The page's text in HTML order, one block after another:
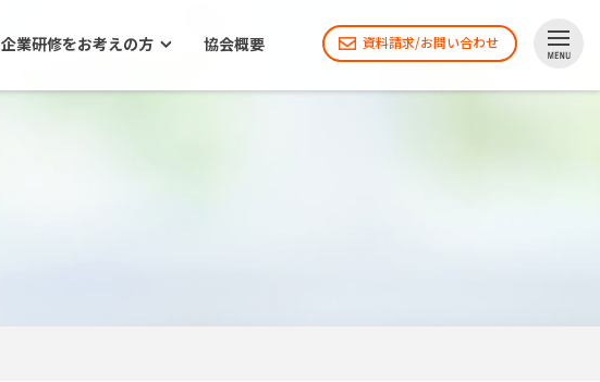
企業研修をお考えの方 協会概要 資料請求/お問い合わせ